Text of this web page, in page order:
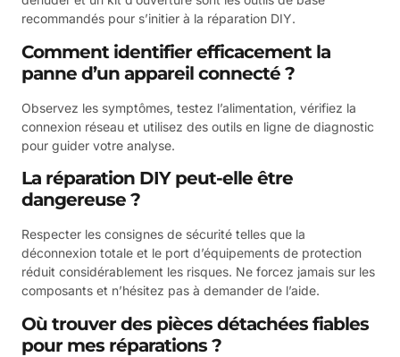
recommandés pour s’initier à la réparation DIY.
Comment identifier efficacement la
panne d’un appareil connecté ?
Observez les symptômes, testez l’alimentation, vérifiez la
connexion réseau et utilisez des outils en ligne de diagnostic
pour guider votre analyse.
La réparation DIY peut-elle être
dangereuse ?
Respecter les consignes de sécurité telles que la
déconnexion totale et le port d’équipements de protection
réduit considérablement les risques. Ne forcez jamais sur les
composants et n’hésitez pas à demander de l’aide.
Où trouver des pièces détachées fiables
pour mes réparations ?